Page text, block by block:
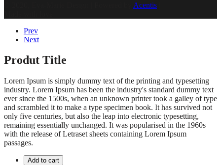
Acentis
Prev
Next
Produt Title
Lorem Ipsum is simply dummy text of the printing and typesetting
industry. Lorem Ipsum has been the industry's standard dummy text
ever since the 1500s, when an unknown printer took a galley of type
and scrambled it to make a type specimen book. It has survived not
only five centuries, but also the leap into electronic typesetting,
remaining essentially unchanged. It was popularised in the 1960s
with the release of Letraset sheets containing Lorem Ipsum
passages.
Add to cart